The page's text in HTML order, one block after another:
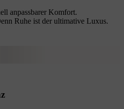
anpassbarer Komfort.
Ruhe ist der ultimative Luxus.